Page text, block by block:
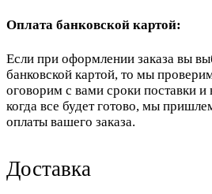
Оплата банковской картой:
Если при оформлении заказа вы
банковской картой, то мы
оговорим с вами сроки поставки и
когда все будет готово, мы
оплаты вашего заказа.
Доставка